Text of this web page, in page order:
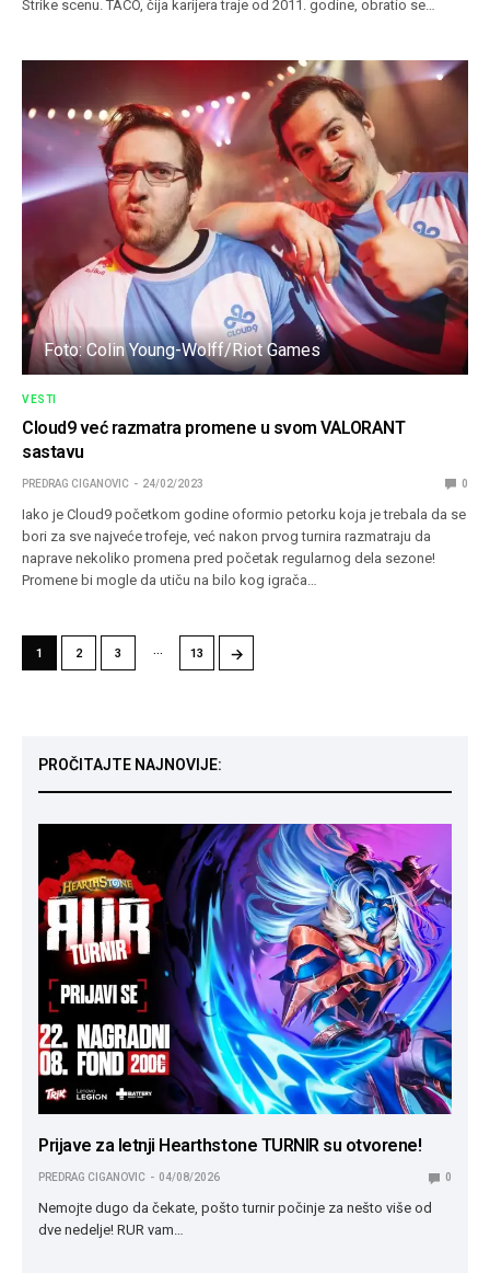
Strike scenu. TACO, čija karijera traje od 2011. godine, obratio se…
Foto: Colin Young-Wolff/Riot Games
VESTI
Cloud9 već razmatra promene u svom VALORANT
sastavu
PREDRAG CIGANOVIC 24/02/2023 0
Iako je Cloud9 početkom godine oformio petorku koja je trebala da se
bori za sve najveće trofeje, već nakon prvog turnira razmatraju da
naprave nekoliko promena pred početak regularnog dela sezone!
Promene bi mogle da utiču na bilo kog igrača…
1 2 3 … 13 →
PROČITAJTE NAJNOVIJE:
Prijave za letnji Hearthstone TURNIR su otvorene!
PREDRAG CIGANOVIC 04/08/2026 0
Nemojte dugo da čekate, pošto turnir počinje za nešto više od
dve nedelje! RUR vam…